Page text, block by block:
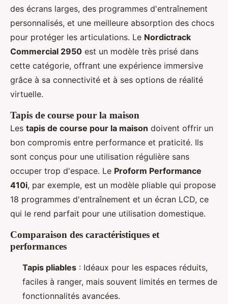
des écrans larges, des programmes d'entraînement
personnalisés, et une meilleure absorption des chocs
pour protéger les articulations. Le Nordictrack
Commercial 2950 est un modèle très prisé dans
cette catégorie, offrant une expérience immersive
grâce à sa connectivité et à ses options de réalité
virtuelle.
Tapis de course pour la maison
Les tapis de course pour la maison doivent offrir un
bon compromis entre performance et praticité. Ils
sont conçus pour une utilisation régulière sans
occuper trop d'espace. Le Proform Performance
410i, par exemple, est un modèle pliable qui propose
18 programmes d'entraînement et un écran LCD, ce
qui le rend parfait pour une utilisation domestique.
Comparaison des caractéristiques et
performances
Tapis pliables : Idéaux pour les espaces réduits,
faciles à ranger, mais souvent limités en termes de
fonctionnalités avancées.